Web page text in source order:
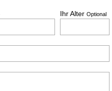
Ihr Alter Optional